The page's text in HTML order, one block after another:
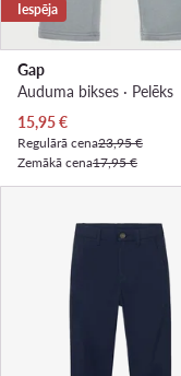
Iespēja
Gap
Auduma bikses · Pelēks
Pašreizējā cena
15,95€
Regulārā cena23,95 €
Zemākā cena17,95 €